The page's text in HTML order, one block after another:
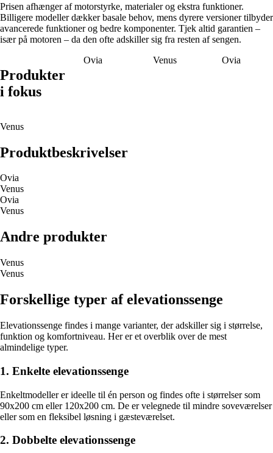
Prisen afhænger af motorstyrke, materialer og ekstra funktioner.
Billigere modeller dækker basale behov, mens dyrere versioner tilbyder
avancerede funktioner og bedre komponenter. Tjek altid garantien –
især på motoren – da den ofte adskiller sig fra resten af sengen.
Produkter
i fokus
Ovia Venus Ovia
Venus
Produktbeskrivelser
Ovia
Venus
Ovia
Venus
Andre produkter
Venus
Venus
Forskellige typer af elevationssenge
Elevationssenge findes i mange varianter, der adskiller sig i størrelse,
funktion og komfortniveau. Her er et overblik over de mest
almindelige typer.
1. Enkelte elevationssenge
Enkeltmodeller er ideelle til én person og findes ofte i størrelser som
90x200 cm eller 120x200 cm. De er velegnede til mindre soveværelser
eller som en fleksibel løsning i gæsteværelset.
2. Dobbelte elevationssenge